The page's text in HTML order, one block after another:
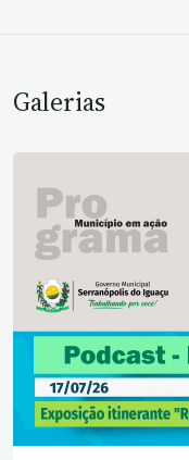
Galerias